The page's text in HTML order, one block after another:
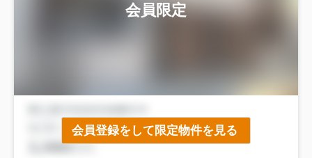
会員限定
会員登録をして限定物件を見る